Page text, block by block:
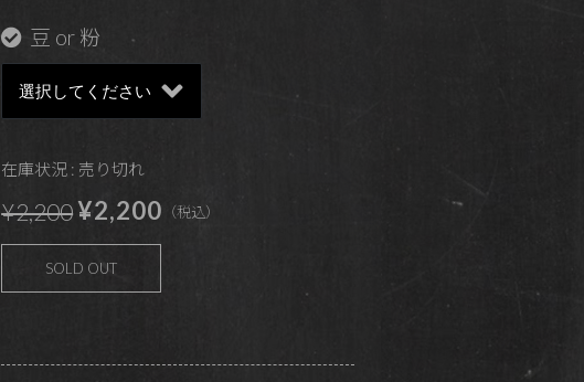
豆 or 粉
在庫状況 : 売り切れ
¥2,200¥2,200 （税込）
SOLD OUT